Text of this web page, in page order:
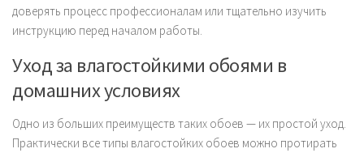
доверять процесс профессионалам или тщательно изучить
инструкцию перед началом работы.
Уход за влагостойкими обоями в
домашних условиях
Одно из больших преимуществ таких обоев — их простой уход.
Практически все типы влагостойких обоев можно протирать